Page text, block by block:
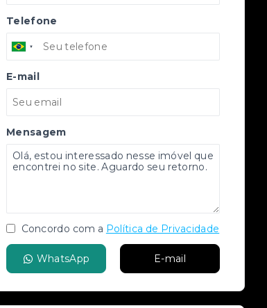
Telefone
E-mail
Mensagem
Concordo com a Política de Privacidade
WhatsApp E-mail